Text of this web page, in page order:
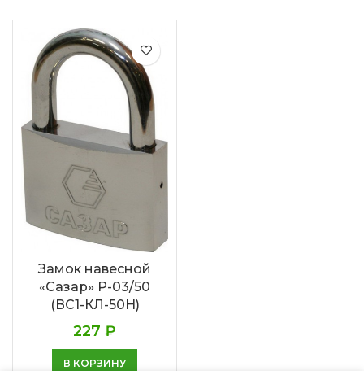
Замок навесной
«Сазар» Р-03/50
(ВС1-КЛ-50Н)
227 ₽
В КОРЗИНУ